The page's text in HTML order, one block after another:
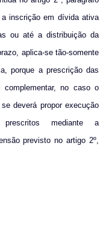
inscrição em dívida ativa
ou até a distribuição da
aplica-se tão-somente
porque a prescrição das
complementar, no caso o
deverá propor execução
mediante a
previsto no artigo 2º,